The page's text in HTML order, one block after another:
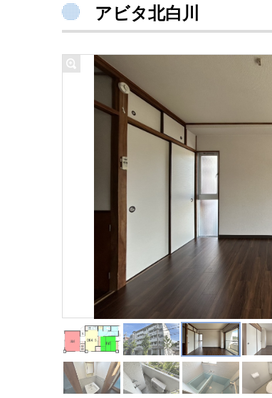
アビタ北白川